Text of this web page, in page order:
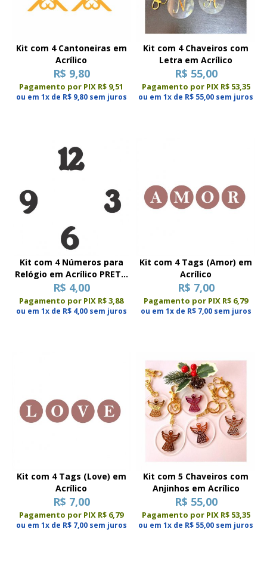
Kit com 4 Cantoneiras em
Acrílico
R$ 9,80
Pagamento por PIX R$ 9,51
ou em 1x de R$ 9,80 sem juros
Kit com 4 Chaveiros com
Letra em Acrílico
R$ 55,00
Pagamento por PIX R$ 53,35
ou em 1x de R$ 55,00 sem juros
Kit com 4 Números para
Relógio em Acrílico PRETO
(P-M-G)
R$ 4,00
Pagamento por PIX R$ 3,88
ou em 1x de R$ 4,00 sem juros
Kit com 4 Tags (Amor) em
Acrílico
R$ 7,00
Pagamento por PIX R$ 6,79
ou em 1x de R$ 7,00 sem juros
Kit com 4 Tags (Love) em
Acrílico
R$ 7,00
Pagamento por PIX R$ 6,79
ou em 1x de R$ 7,00 sem juros
Kit com 5 Chaveiros com
Anjinhos em Acrílico
R$ 55,00
Pagamento por PIX R$ 53,35
ou em 1x de R$ 55,00 sem juros